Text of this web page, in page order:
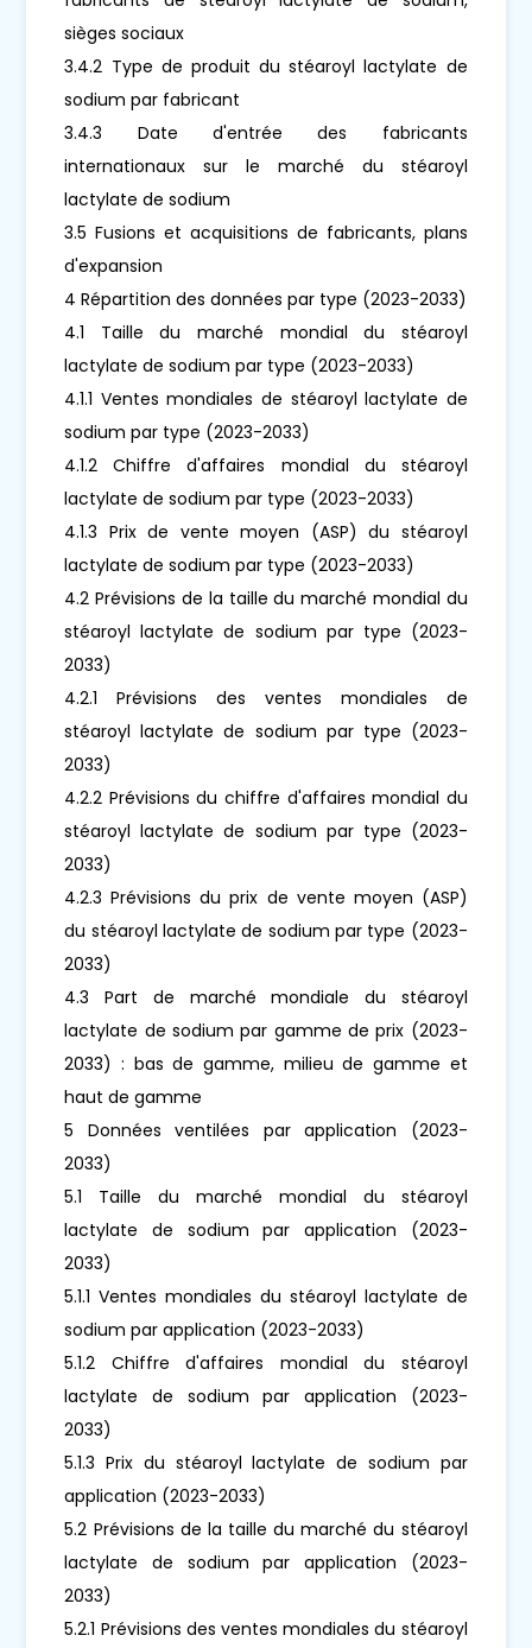
sièges sociaux
3.4.2 Type de produit du stéaroyl lactylate de
sodium par fabricant
3.4.3 Date d'entrée des fabricants
internationaux sur le marché du stéaroyl
lactylate de sodium
3.5 Fusions et acquisitions de fabricants, plans
d'expansion
4 Répartition des données par type (2023-2033)
4.1 Taille du marché mondial du stéaroyl
lactylate de sodium par type (2023-2033)
4.1.1 Ventes mondiales de stéaroyl lactylate de
sodium par type (2023-2033)
4.1.2 Chiffre d'affaires mondial du stéaroyl
lactylate de sodium par type (2023-2033)
4.1.3 Prix de vente moyen (ASP) du stéaroyl
lactylate de sodium par type (2023-2033)
4.2 Prévisions de la taille du marché mondial du
stéaroyl lactylate de sodium par type (2023-
2033)
4.2.1 Prévisions des ventes mondiales de
stéaroyl lactylate de sodium par type (2023-
2033)
4.2.2 Prévisions du chiffre d'affaires mondial du
stéaroyl lactylate de sodium par type (2023-
2033)
4.2.3 Prévisions du prix de vente moyen (ASP)
du stéaroyl lactylate de sodium par type (2023-
2033)
4.3 Part de marché mondiale du stéaroyl
lactylate de sodium par gamme de prix (2023-
2033) : bas de gamme, milieu de gamme et
haut de gamme
5 Données ventilées par application (2023-
2033)
5.1 Taille du marché mondial du stéaroyl
lactylate de sodium par application (2023-
2033)
5.1.1 Ventes mondiales du stéaroyl lactylate de
sodium par application (2023-2033)
5.1.2 Chiffre d'affaires mondial du stéaroyl
lactylate de sodium par application (2023-
2033)
5.1.3 Prix du stéaroyl lactylate de sodium par
application (2023-2033)
5.2 Prévisions de la taille du marché du stéaroyl
lactylate de sodium par application (2023-
2033)
5.2.1 Prévisions des ventes mondiales du stéaroyl